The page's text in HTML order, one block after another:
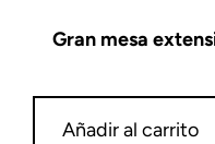
Gran mesa
Añadir al carrito